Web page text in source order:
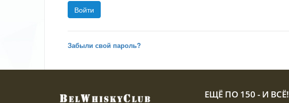
Забыли свой пароль?
ЕЩЁ ПО 150 - И ВСЁ!